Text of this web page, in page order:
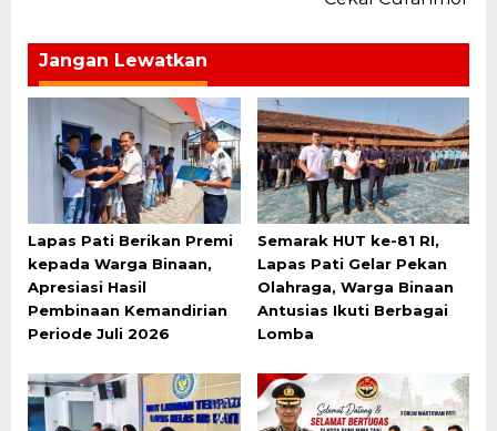
Jangan Lewatkan
Lapas Pati Berikan Premi
kepada Warga Binaan,
Apresiasi Hasil
Pembinaan Kemandirian
Periode Juli 2026
Semarak HUT ke-81 RI,
Lapas Pati Gelar Pekan
Olahraga, Warga Binaan
Antusias Ikuti Berbagai
Lomba